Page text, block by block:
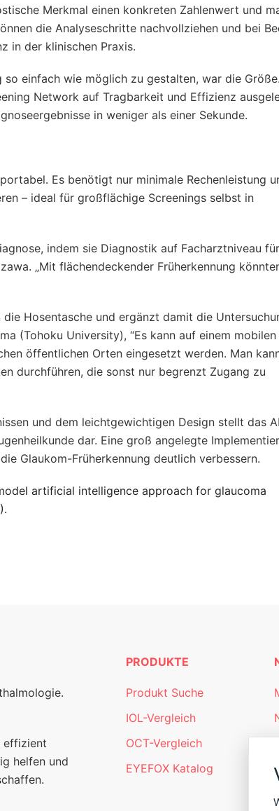
Merkmal einen konkreten Zahlenwert und
die Analyseschritte nachvollziehen und bei
in der klinischen Praxis.
einfach wie möglich zu gestalten, war die
Network auf Tragbarkeit und Effizienz
in weniger als einer Sekunde.
Es benötigt nur minimale Rechenleistung
– ideal für großflächige Screenings selbst in
indem sie Diagnostik auf Facharztniveau für
„Mit flächendeckender Früherkennung
Hosentasche und ergänzt damit die
(Tohoku University), “Es kann auf einem mobilen
öffentlichen Orten eingesetzt werden. Man
durchführen, die sonst nur begrenzt Zugang zu
und dem leichtgewichtigen Design stellt das
dar. Eine groß angelegte
Glaukom-Früherkennung deutlich verbessern.
artificial intelligence approach for glaucoma
effizient
helfen und
PRODUKTE
Produkt Suche
IOL-Vergleich
OCT-Vergleich
EYEFOX Katalog